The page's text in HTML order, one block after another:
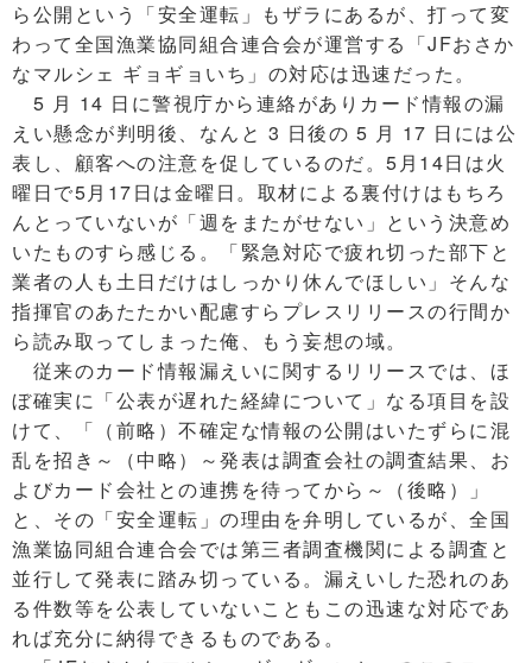
ら公開という「安全運転」もザラにあるが、打って変
わって全国漁業協同組合連合会が運営する「JFおさか
なマルシェ ギョギョいち」の対応は迅速だった。
5 月 14 日に警視庁から連絡がありカード情報の漏
えい懸念が判明後、なんと 3 日後の 5 月 17 日には公
表し、顧客への注意を促しているのだ。5月14日は火
曜日で5月17日は金曜日。取材による裏付けはもちろ
んとっていないが「週をまたがせない」という決意め
いたものすら感じる。「緊急対応で疲れ切った部下と
業者の人も土日だけはしっかり休んでほしい」そんな
指揮官のあたたかい配慮すらプレスリリースの行間か
ら読み取ってしまった俺、もう妄想の域。
従来のカード情報漏えいに関するリリースでは、ほ
ぼ確実に「公表が遅れた経緯について」なる項目を設
けて、「（前略）不確定な情報の公開はいたずらに混
乱を招き～（中略）～発表は調査会社の調査結果、お
よびカード会社との連携を待ってから～（後略）」
と、その「安全運転」の理由を弁明しているが、全国
漁業協同組合連合会では第三者調査機関による調査と
並行して発表に踏み切っている。漏えいした恐れのあ
る件数等を公表していないこともこの迅速な対応であ
れば充分に納得できるものである。